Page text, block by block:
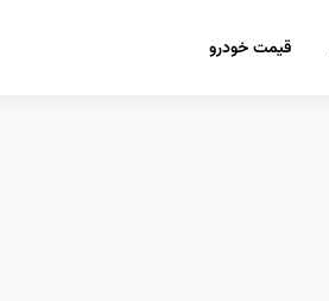
قیمت خودرو